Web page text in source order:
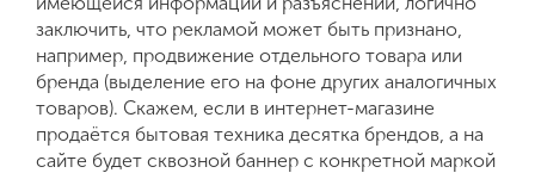
заключить, что рекламой может быть признано,
например, продвижение отдельного товара или
бренда (выделение его на фоне других аналогичных
товаров). Скажем, если в интернет-магазине
продаётся бытовая техника десятка брендов, а на
сайте будет сквозной баннер с конкретной маркой